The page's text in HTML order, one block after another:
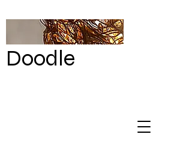
Doodle